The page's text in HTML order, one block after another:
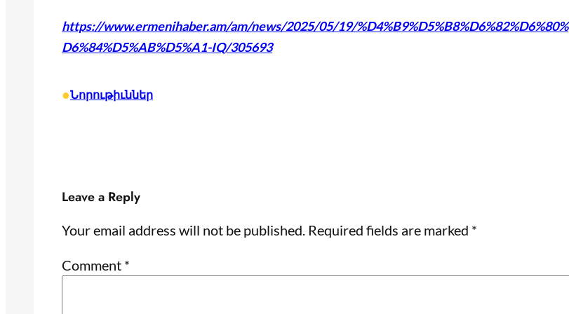
https://www.ermenihaber.am/am/news/2025/05/19/%D4%B9%D5%B8%D6%82%D6%80%
D6%84%D5%AB%D5%A1-IQ/305693
•Նորութիւններ
Leave a Reply
Your email address will not be published. Required fields are marked *
Comment *